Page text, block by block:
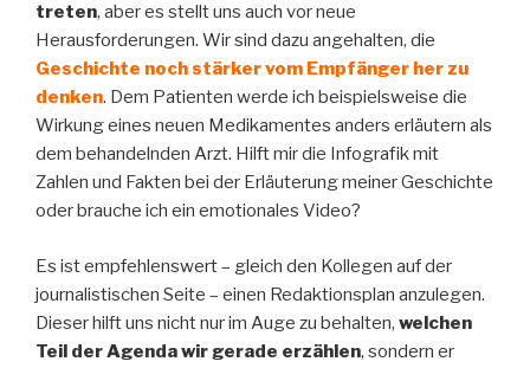
treten, aber es stellt uns auch vor neue
Herausforderungen. Wir sind dazu angehalten, die
Geschichte noch stärker vom Empfänger her zu
denken. Dem Patienten werde ich beispielsweise die
Wirkung eines neuen Medikamentes anders erläutern als
dem behandelnden Arzt. Hilft mir die Infografik mit
Zahlen und Fakten bei der Erläuterung meiner Geschichte
oder brauche ich ein emotionales Video?
Es ist empfehlenswert – gleich den Kollegen auf der
journalistischen Seite – einen Redaktionsplan anzulegen.
Dieser hilft uns nicht nur im Auge zu behalten, welchen
Teil der Agenda wir gerade erzählen, sondern er